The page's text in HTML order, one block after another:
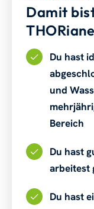
Damit
Du hast
und
Bereich
Du hast
arbeitest
Du hast